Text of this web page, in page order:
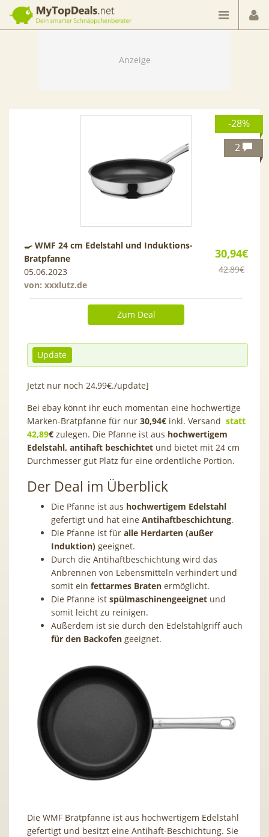
Dein smarter Schnäppchenberater
-28%
2
30,94€
42,89€
🍳 WMF 24 cm Edelstahl und Induktions-
Bratpfanne
05.06.2023
von: xxxlutz.de
Zum Deal
Update
Jetzt nur noch 24,99€./update]
Bei ebay könnt ihr euch momentan eine hochwertige
Marken-Bratpfanne für nur 30,94€ inkl. Versand statt
42,89€ zulegen. Die Pfanne ist aus hochwertigem
Edelstahl, antihaft beschichtet und bietet mit 24 cm
Durchmesser gut Platz für eine ordentliche Portion.
Der Deal im Überblick
Die Pfanne ist aus hochwertigem Edelstahl
gefertigt und hat eine Antihaftbeschichtung.
Die Pfanne ist für alle Herdarten (außer
Induktion) geeignet.
Durch die Antihaftbeschichtung wird das
Anbrennen von Lebensmitteln verhindert und
somit ein fettarmes Braten ermöglicht.
Die Pfanne ist spülmaschinengeeignet und
somit leicht zu reinigen.
Außerdem ist sie durch den Edelstahlgriff auch
für den Backofen geeignet.
Die WMF Bratpfanne ist aus hochwertigem Edelstahl
gefertigt und besitzt eine Antihaft-Beschichtung. Sie